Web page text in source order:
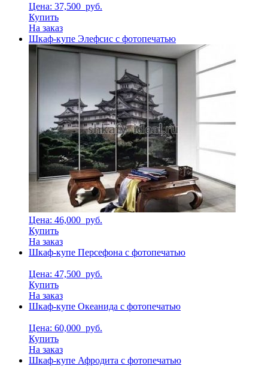
Цена: 37,500 руб.
Купить
На заказ
Шкаф-купе Элефсис с фотопечатью
Цена: 46,000 руб.
Купить
На заказ
Шкаф-купе Персефона с фотопечатью
Цена: 47,500 руб.
Купить
На заказ
Шкаф-купе Океанида с фотопечатью
Цена: 60,000 руб.
Купить
На заказ
Шкаф-купе Афродита с фотопечатью